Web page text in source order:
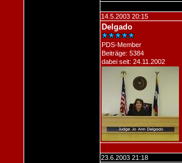
14.5.2003 20:15
Delgado
PDS-Member
Beiträge: 5384
dabei seit: 24.11.2002
23.6.2003 21:18